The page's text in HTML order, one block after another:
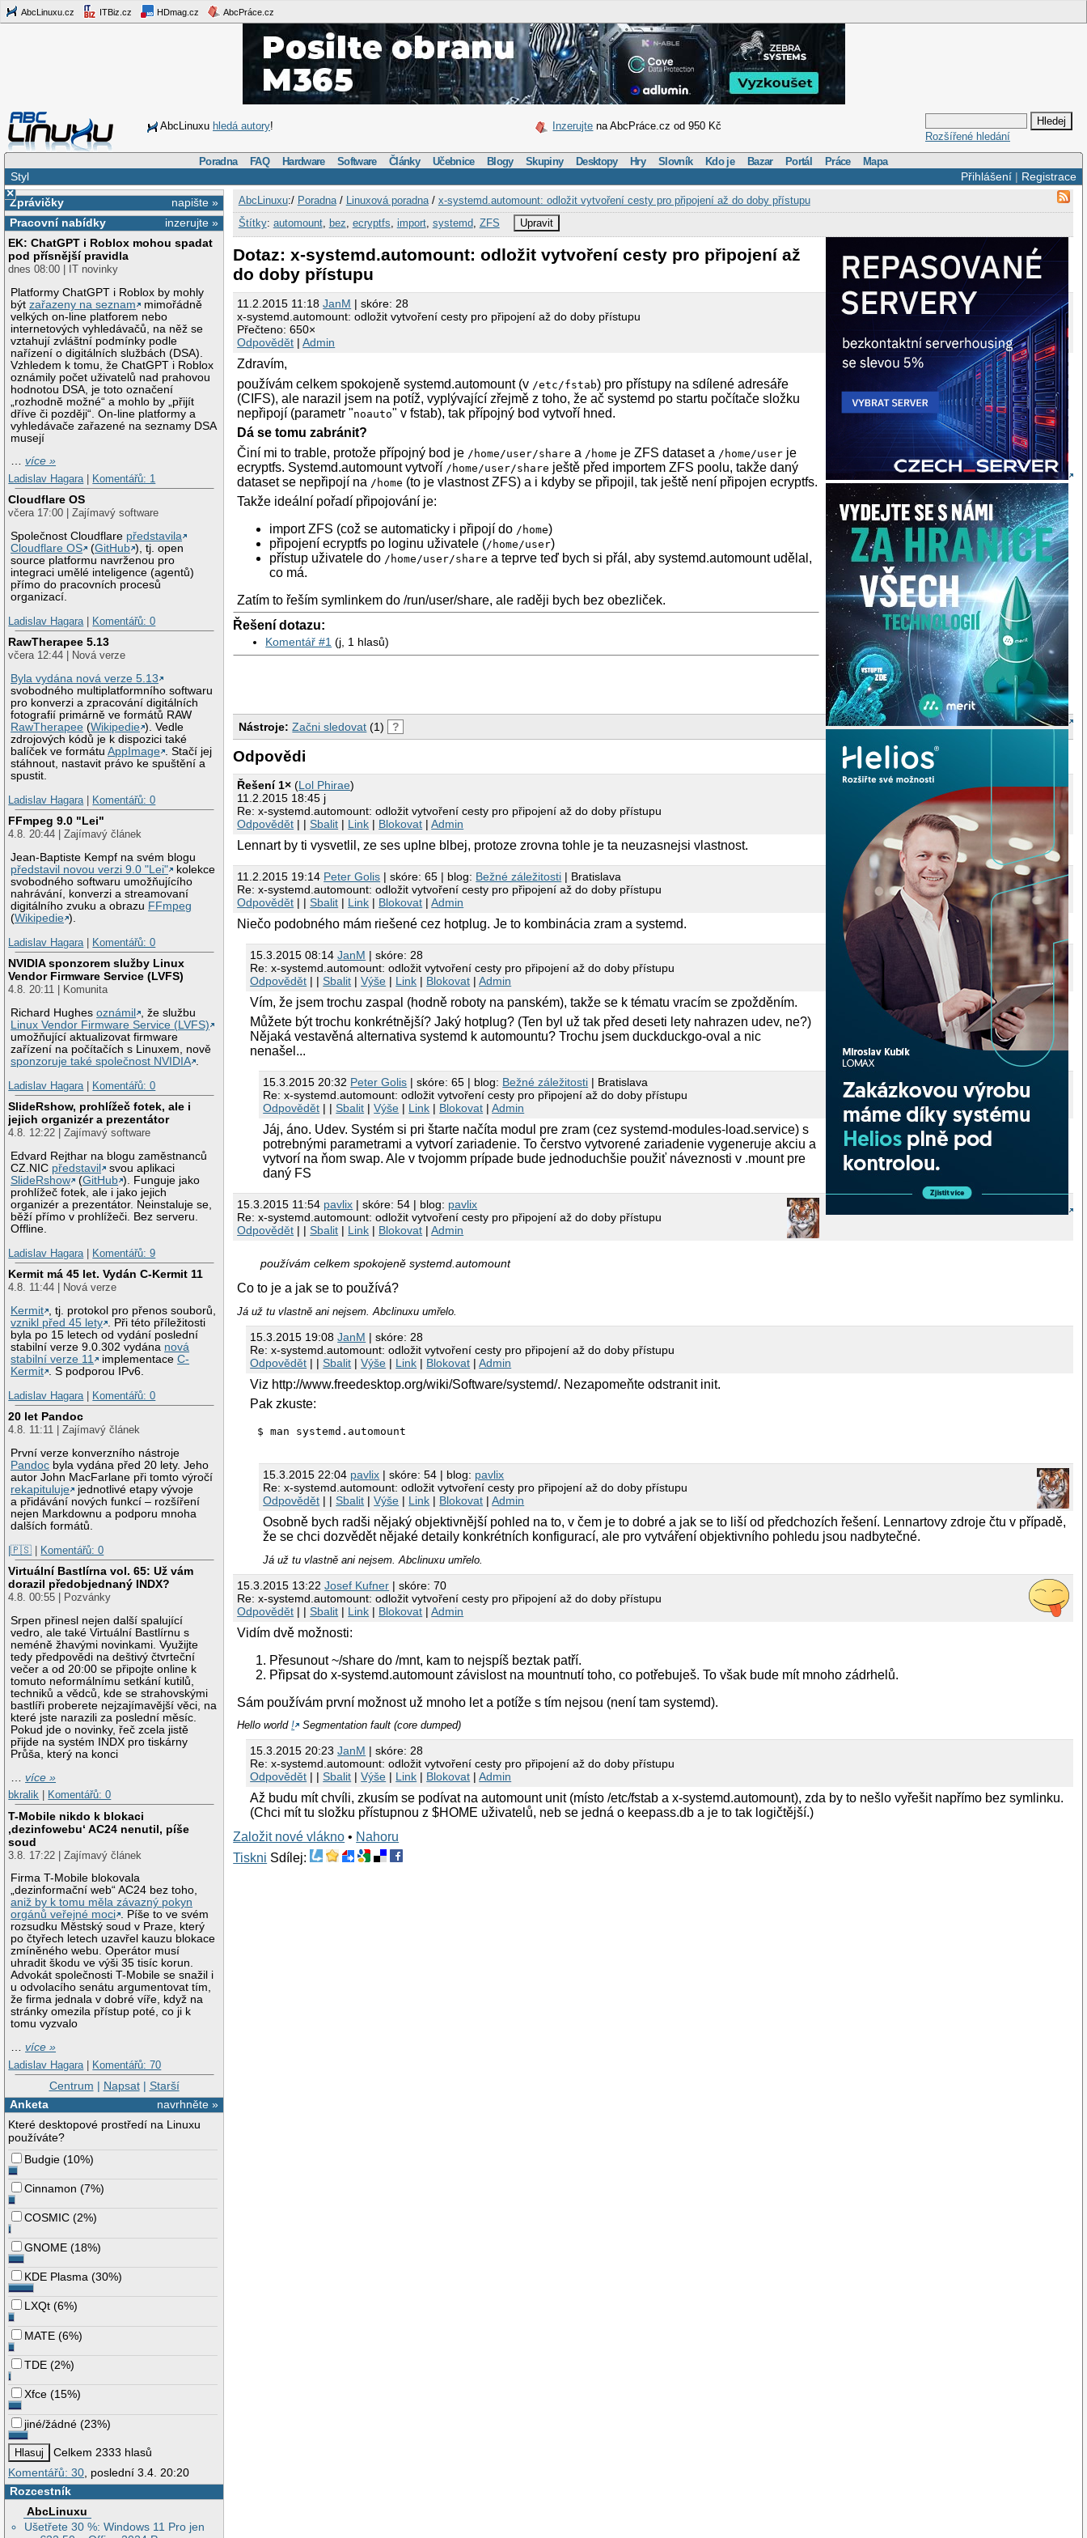
AbcLinuxu.cz ITBiz.cz HDmag.cz AbcPráce.cz
AbcLinuxu hledá autory! Inzerujte na AbcPráce.cz od 950 Kč
Rozšířené hledání
Poradna FAQ Hardware Software Články Učebnice Blogy Skupiny Desktopy Hry Slovník Kdo je Bazar Portál Práce Mapa
Přihlášení| Registrace
Styl
×
napište »
Zprávičky
inzerujte »
Pracovní nabídky
EK: ChatGPT i Roblox mohou spadat
pod přísnější pravidla
dnes 08:00 | IT novinky
Platformy ChatGPT i Roblox by mohly
býtzařazeny na seznam
mimořádně
velkých on-line platforem nebo
internetových vyhledávačů, na něž se
vztahují zvláštní podmínky podle
nařízení o digitálních službách (DSA).
Vzhledem k tomu, že ChatGPT i Roblox
oznámily počet uživatelů nad prahovou
hodnotou DSA, je toto označení
„rozhodně možné“ a mohlo by „přijít
dříve či později“. On-line platformy a
vyhledávače zařazené na seznamy DSA
musejí
…více »
Ladislav Hagara
Komentářů: 1
Cloudflare OS
včera 17:00 | Zajímavý software
Společnost Cloudflare představila
Cloudflare OS
(GitHub ), tj. open
source platformu navrženou pro
integraci umělé inteligence (agentů)
přímo do pracovních procesů
organizací.
Ladislav Hagara
Komentářů: 0
RawTherapee 5.13
včera 12:44 | Nová verze
Byla vydána nová verze 5.13
svobodného multiplatformního softwaru
pro konverzi a zpracování digitálních
fotografií primárně ve formátů RAW
RawTherapee (Wikipedie ). Vedle
zdrojových kódů je k dispozici také
balíček ve formátuAppImage . Stačí jej
stáhnout, nastavit právo ke spuštění a
spustit.
Ladislav Hagara
Komentářů: 0
FFmpeg 9.0 "Lei"
4.8. 20:44 | Zajímavý článek
Jean-Baptiste Kempf na svém blogu
představil novou verzi 9.0 "Lei"
kolekce
svobodného softwaru umožňujícího
nahrávání, konverzi a streamovaní
digitálního zvuku a obrazu FFmpeg
(Wikipedie ).
Ladislav Hagara
Komentářů: 0
NVIDIA sponzorem služby Linux
Vendor Firmware Service (LVFS)
4.8. 20:11 | Komunita
Richard Hughesoznámil
, že službu
Linux Vendor Firmware Service (LVFS)
umožňující aktualizovat firmware
zařízení na počítačích s Linuxem, nově
sponzoruje také společnost NVIDIA .
Ladislav Hagara | Komentářů: 0
SlideRshow, prohlížeč fotek, ale i
jejich organizér a prezentátor
4.8. 12:22 | Zajímavý software
Edvard Rejthar na blogu zaměstnanců
CZ.NIC představil
svou aplikaci
SlideRshow
(GitHub ). Funguje jako
prohlížeč fotek, ale i jako jejich
organizér a prezentátor. Neinstaluje se,
běží přímo v prohlížeči. Bez serveru.
Offline.
Ladislav Hagara | Komentářů: 9
Kermit má 45 let. Vydán C-Kermit 11
4.8. 11:44 | Nová verze
Kermit , tj. protokol pro přenos souborů,
vznikl před 45 lety . Při této příležitosti
byla po 15 letech od vydání poslední
stabilní verze 9.0.302 vydána nová
stabilní verze 11
implementaceC-
Kermit . S podporou IPv6.
Ladislav Hagara | Komentářů: 0
20 let Pandoc
4.8. 11:11 | Zajímavý článek
První verze konverzního nástroje
Pandoc byla vydána před 20 lety. Jeho
autor John MacFarlane při tomto výročí
rekapituluje
jednotlivé etapy vývoje
a přidávání nových funkcí – rozšíření
nejen Markdownu a podporu mnoha
dalších formátů.
|🇵🇸 | Komentářů: 0
Virtuální Bastlírna vol. 65: Už vám
dorazil předobjednaný INDX?
4.8. 00:55 | Pozvánky
Srpen přinesl nejen další spalující
vedro, ale také Virtuální Bastlírnu s
neméně žhavými novinkami. Využijte
tedy předpovědi na deštivý čtvrteční
večer a od 20:00 se připojte online k
tomuto neformálnímu setkání kutilů,
techniků a vědců, kde se strahovskými
bastlíři proberete nejzajímavější věci, na
které jste narazili za poslední měsíc.
Pokud jde o novinky, řeč zcela jistě
přijde na systém INDX pro tiskárny
Průša, který na konci
…více »
bkralik
Komentářů: 0
T-Mobile nikdo k blokaci
‚dezinfowebu‘ AC24 nenutil, píše
soud
3.8. 17:22 | Zajímavý článek
Firma T-Mobile blokovala
„dezinformační web“ AC24 bez toho,
aniž by k tomu měla závazný pokyn
orgánů veřejné moci . Píše to ve svém
rozsudku Městský soud v Praze, který
po čtyřech letech uzavřel kauzu blokace
zmíněného webu. Operátor musí
uhradit škodu ve výši 35 tisíc korun.
Advokát společnosti T-Mobile se snažil i
u odvolacího senátu argumentovat tím,
že firma jednala v dobré víře, když na
stránky omezila přístup poté, co ji k
tomu vyzvalo
…více »
Ladislav Hagara | Komentářů: 70
Centrum | Napsat| Starší
navrhněte »
Anketa
Které desktopové prostředí na Linuxu
používáte?
Budgie (10%)
Cinnamon (7%)
COSMIC (2%)
GNOME (18%)
KDE Plasma (30%)
LXQt (6%)
MATE (6%)
TDE (2%)
Xfce (15%)
jiné/žádné (23%)
Celkem 2333 hlasů
Komentářů: 30, poslední 3.4. 20:20
Rozcestník
AbcLinuxu
Ušetřete 30 %: Windows 11 Pro jen
AbcLinuxu:/ Poradna/ Linuxová poradna/ x-systemd.automount: odložit vytvoření cesty pro připojení až do doby přístupu
Štítky: automount, bez ecryptfs import, systemd, ZFS Upravit
Dotaz: x-systemd.automount: odložit vytvoření cesty pro připojení až
do doby přístupu
11.2.2015 11:18JanM | skóre: 28
x-systemd.automount: odložit vytvoření cesty pro připojení až do doby přístupu
Přečteno: 650×
Odpovědět |Admin
Zdravím,
používám celkem spokojeně systemd.automount (v /etc/fstab) pro přístupy na sdílené adresáře
(CIFS), ale narazil jsem na potíž, vyplývající zřejmě z toho, že ač systemd po startu počítače složku
nepřipojí (parametr "noauto" v fstab), tak přípojný bod vytvoří hned.
Dá se tomu zabránit?
Činí mi to trable, protože přípojný bod je /home/user/share a /home je ZFS dataset a /home/user je
ecryptfs. Systemd.automount vytvoří /home/user/share ještě před importem ZFS poolu, takže daný
dataset se nepřipojí na /home (to je vlastnost ZFS) a i kdyby se připojil, tak ještě není připojen ecryptfs.
Takže ideální pořadí připojování je:
import ZFS (což se automaticky i připojí do /home)
připojení ecryptfs po loginu uživatele (/home/user)
přístup uživatele do /home/user/share a teprve teď bych si přál, aby systemd.automount udělal,
co má.
Zatím to řeším symlinkem do /run/user/share, ale raději bych bez obezliček.
Řešení dotazu:
Komentář #1 (j, 1 hlasů)
Nástroje: Začni sledovat (1) ?
Odpovědi
Řešení 1× (Lol Phirae)
11.2.2015 18:45 j
Re: x-systemd.automount: odložit vytvoření cesty pro připojení až do doby přístupu
Odpovědět | |Sbalit | Link | Blokovat |Admin
Lennart by ti vysvetlil, ze ses uplne blbej, protoze zrovna tohle je ta neuzasnejsi vlastnost.
11.2.2015 19:14 Peter Golis | skóre: 65 | blog: Bežné záležitosti | Bratislava
Re: x-systemd.automount: odložit vytvoření cesty pro připojení až do doby přístupu
Odpovědět | |Sbalit | Link | Blokovat |Admin
Niečo podobného mám riešené cez hotplug. Je to kombinácia zram a systemd.
15.3.2015 08:14JanM | skóre: 28
Re: x-systemd.automount: odložit vytvoření cesty pro připojení až do doby přístupu
Odpovědět | |Sbalit |Výše | Link | Blokovat |Admin
Vím, že jsem trochu zaspal (hodně roboty na panském), takže se k tématu vracím se zpožděním.
Můžete být trochu konkrétnější? Jaký hotplug? (Ten byl už tak před deseti lety nahrazen udev, ne?)
Nějaká vestavěná alternativa systemd k automountu? Trochu jsem duckduckgo-oval a nic
nenašel...
15.3.2015 20:32 Peter Golis | skóre: 65 | blog: Bežné záležitosti | Bratislava
Re: x-systemd.automount: odložit vytvoření cesty pro připojení až do doby přístupu
Odpovědět | |Sbalit |Výše | Link | Blokovat |Admin
Jáj, áno. Udev. Systém si pri štarte načíta modul pre zram (cez systemd-modules-load.service) s
potrebnými parametrami a vytvorí zariadenie. To čerstvo vytvorené zariadenie vygeneruje akciu a
vytvorí na ňom swap. Ale v tvojomm prípade bude jednoduchšie použiť náveznosti v .mount pre
daný FS
15.3.2015 11:54 pavlix | skóre: 54 | blog: pavlix
Re: x-systemd.automount: odložit vytvoření cesty pro připojení až do doby přístupu
Odpovědět | |Sbalit | Link | Blokovat |Admin
používám celkem spokojeně systemd.automount
Co to je a jak se to používá?
Já už tu vlastně ani nejsem. Abclinuxu umřelo.
15.3.2015 19:08JanM | skóre: 28
Re: x-systemd.automount: odložit vytvoření cesty pro připojení až do doby přístupu
Odpovědět | |Sbalit |Výše | Link | Blokovat |Admin
Viz http://www.freedesktop.org/wiki/Software/systemd/. Nezapomeňte odstranit init.
Pak zkuste:
$ man systemd.automount
15.3.2015 22:04 pavlix | skóre: 54 | blog: pavlix
Re: x-systemd.automount: odložit vytvoření cesty pro připojení až do doby přístupu
Odpovědět | |Sbalit |Výše | Link | Blokovat |Admin
Osobně bych radši nějaký objektivnější pohled na to, v čem je to dobré a jak se to liší od předchozích řešení. Lennartovy zdroje čtu v případě,
že se chci dozvědět nějaké detaily konkrétních konfigurací, ale pro vytváření objektivního pohledu jsou nadbytečné.
Já už tu vlastně ani nejsem. Abclinuxu umřelo.
15.3.2015 13:22Josef Kufner | skóre: 70
Re: x-systemd.automount: odložit vytvoření cesty pro připojení až do doby přístupu
Odpovědět | |Sbalit | Link | Blokovat |Admin
Vidím dvě možnosti:
Přesunout ~/share do /mnt, kam to nejspíš beztak patří.
Připsat do x-systemd.automount závislost na mountnutí toho, co potřebuješ. To však bude mít mnoho zádrhelů.
Sám používám první možnost už mnoho let a potíže s tím nejsou (není tam systemd).
Hello world! Segmentation fault (core dumped)
15.3.2015 20:23JanM | skóre: 28
Re: x-systemd.automount: odložit vytvoření cesty pro připojení až do doby přístupu
Odpovědět | |Sbalit |Výše | Link | Blokovat |Admin
Až budu mít chvíli, zkusím se podívat na automount unit (místo /etc/fstab a x-systemd.automount), zda by to nešlo vyřešit napřímo bez symlinku.
(Chci mít tu složku přístupnou z $HOME uživatelů, neb se jedná o keepass.db a je to tak logičtější.)
Založit nové vlákno • Nahoru
Tiskni Sdílej: